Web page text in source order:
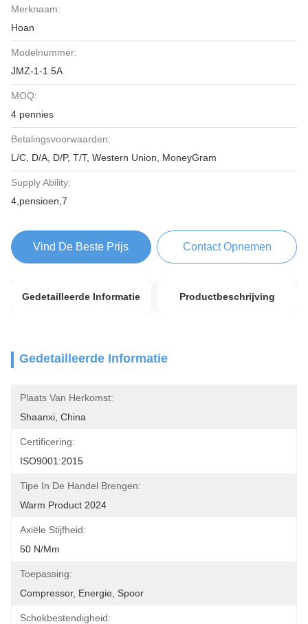
Merknaam:
Hoan
Modelnummer:
JMZ-1-1.5A
MOQ:
4 pennies
Betalingsvoorwaarden:
L/C, D/A, D/P, T/T, Western Union, MoneyGram
Supply Ability:
4,pensioen,7
Vind De Beste Prijs Contact Opnemen
Gedetailleerde Informatie Productbeschrijving
Gedetailleerde Informatie
Plaats Van Herkomst:
Shaanxi, China
Certificering:
ISO9001:2015
Tipe In De Handel Brengen:
Warm Product 2024
Axiële Stijfheid:
50 N/mm
Toepassing:
Compressor, Energie, Spoor
Schokbestendigheid: